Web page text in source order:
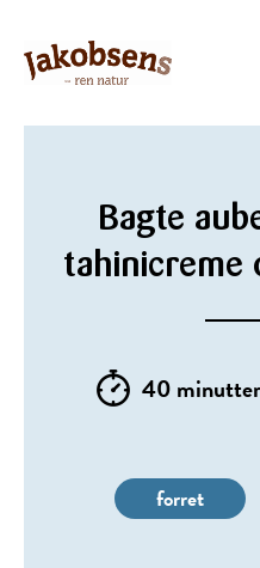
Bagte
tahinicreme
40 minutter
forret